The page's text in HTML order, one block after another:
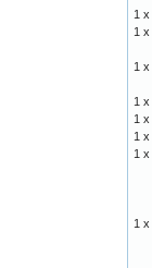
1 x
1 x
1 x
1 x
1 x
1 x
1 x
1 x